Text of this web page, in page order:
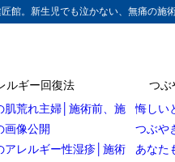
館。新生児でも泣かない、無痛の
ルギー回復法
肌荒れ主婦│施術前、施
画像公開
アレルギー性湿疹│施術
つぶ
悔しい
つぶや
あなた